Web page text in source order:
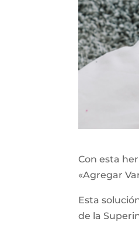
Con esta
«Agregar
Esta
de la